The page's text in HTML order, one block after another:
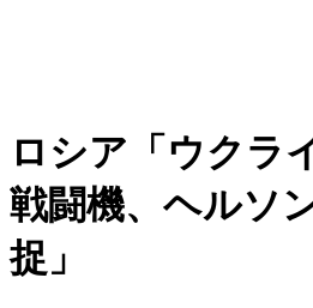
ロシア「ウクラ
戦闘機、ヘルソ
捉」